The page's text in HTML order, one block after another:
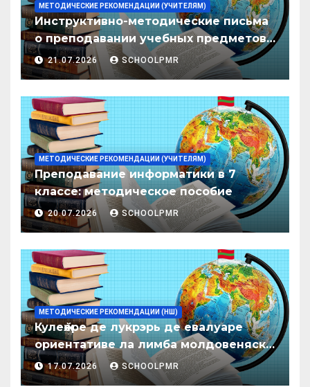
МЕТОДИЧЕСКИЕ РЕКОМЕНДАЦИИ (УЧИТЕЛЯМ)
Инструктивно-методические письма
о преподавании учебных предметов/
дисциплин в организациях
образования ПМР на 2026/27 уч. год
21.07.2026 SCHOOLPMR
МЕТОДИЧЕСКИЕ РЕКОМЕНДАЦИИ (УЧИТЕЛЯМ)
Преподавание информатики в 7
классе: методическое пособие
20.07.2026 SCHOOLPMR
МЕТОДИЧЕСКИЕ РЕКОМЕНДАЦИИ (НШ)
Кулеӂере де лукрэрь де евалуаре
ориентативе ла лимба молдовеняскэ
пентру елевий класелор примаре але
организациилор де ынвэцэмынт
17.07.2026 SCHOOLPMR